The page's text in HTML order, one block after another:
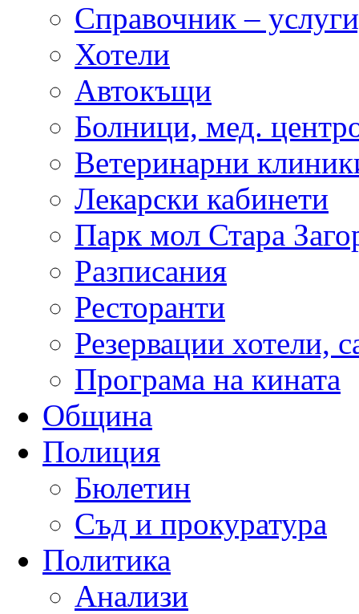
Справочник –
Хотели
Автокъщи
Болници, мед.
Ветеринарни
Лекарски кабинети
Парк мол Стара
Разписания
Ресторанти
Резервации хотели,
Програма на кината
Община
Полиция
Бюлетин
Съд и прокуратура
Политика
Анализи